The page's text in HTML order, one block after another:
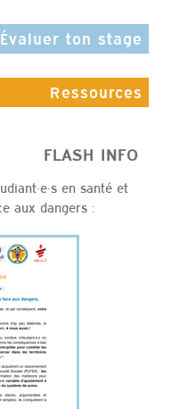
Évaluer ton stage
Ressources
en santé et
aux dangers :